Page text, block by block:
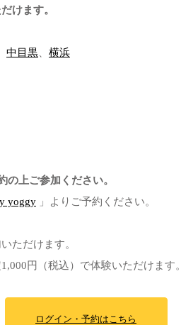
けます。
中目黒
横浜
の上ご参加ください。
yoggy 」よりご予約ください。
ただけます。
円（税込）で体験いただけます。
ログイン・予約はこちら